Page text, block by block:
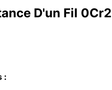
D'un Fil
: